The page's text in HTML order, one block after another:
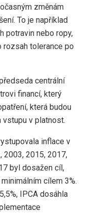
změnám
To je například
potravin nebo ropy,
tolerance po
centrální
financí, který
která budou
vstupu v platnost.
inflace v
2003, 2015, 2017,
byl dosažen cíl,
cílem 3%.
IPCA dosáhla